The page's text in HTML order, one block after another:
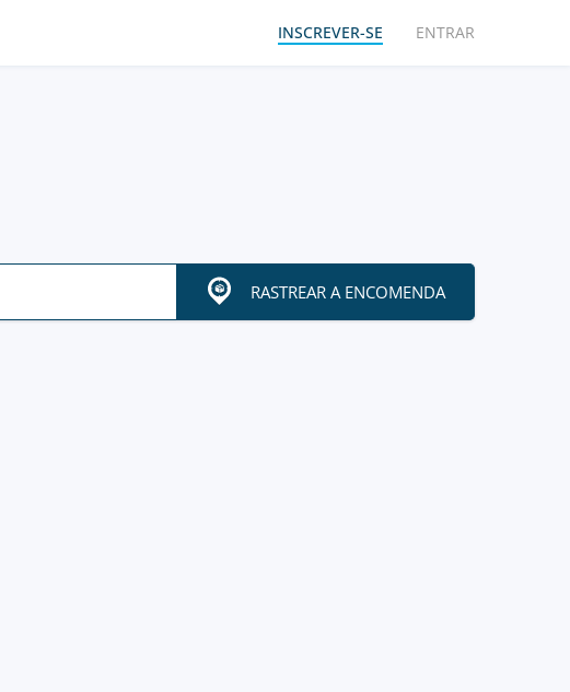
INSCREVER-SE ENTRAR
RASTREAR A ENCOMENDA